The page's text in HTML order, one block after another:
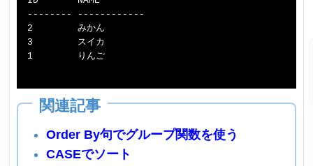
-------- ------------
2        みかん
3        スイカ
1        りんご
Order By句でグループ関数を使う
CASEでソート